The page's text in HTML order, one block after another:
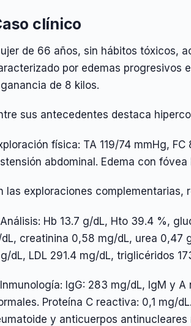
clínico
de 66 años, sin hábitos tóxicos,
por edemas progresivos
de 8 kilos.
sus antecedentes destaca
física: TA 119/74 mmHg,
abdominal. Edema con
las exploraciones
Hb 13.7 g/dL, Hto 39.4 %,
creatinina 0,58 mg/dL, urea 0,47
dL, LDL 291.4 mg/dL, triglicéridos
IgG: 283 mg/dL, IgM y
Proteína C reactiva: 0,1 mg/
y anticuerpos